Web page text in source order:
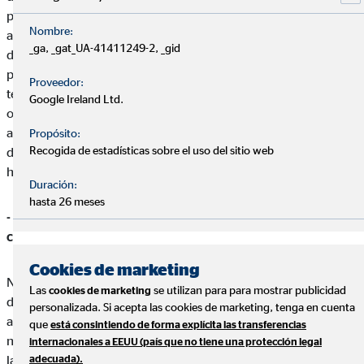
para ellos y sus clientes. Las excusas que determinadas
actividades tenían para funcionar de manera digital han
desaparecido y la mayoría de las actividades que no estaban
preparadas se han tenido que adaptar en tiempo récord al
teletrabajo, a las herramientas de colaboración, a la formación
online, a las reuniones por videoconferencia… Estas
adaptaciones marcarán el verdadero punto de inflexión y sin
duda se abrirán grandes oportunidades para los que mejor
hayan entendido cómo interpretar este cambio.
- En estas semanas existe una mayor conexión entre los
consultores ¿se ha potenciado el trabajo en equipo?
No solo se ha potenciado el trabajo en equipo, sino que es una
de las máximas cualidades que se están trabajando para
aumentar la eficacia de los resultados. En realidad, en OVB
nuestros consultores no trabajan nunca solos, ya que somos de
la opinión de que el amplio conocimiento de distintos
Nombre:
_ga, _gat_UA-41411249-2, _gid
Proveedor:
Google Ireland Ltd.
Propósito:
Recogida de estadísticas sobre el uso del sitio web
Duración:
hasta 26 meses
Cookies de marketing
Las cookies de marketing se utilizan para para mostrar publicidad
personalizada. Si acepta las cookies de marketing, tenga en cuenta
que está consintiendo de forma explícita las transferencias
internacionales a EEUU (país que no tiene una protección legal
adecuada).